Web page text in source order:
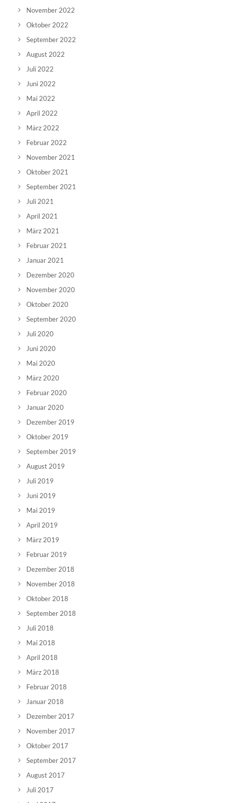
November 2022
Oktober 2022
September 2022
August 2022
Juli 2022
Juni 2022
Mai 2022
April 2022
März 2022
Februar 2022
November 2021
Oktober 2021
September 2021
Juli 2021
April 2021
März 2021
Februar 2021
Januar 2021
Dezember 2020
November 2020
Oktober 2020
September 2020
Juli 2020
Juni 2020
Mai 2020
März 2020
Februar 2020
Januar 2020
Dezember 2019
Oktober 2019
September 2019
August 2019
Juli 2019
Juni 2019
Mai 2019
April 2019
März 2019
Februar 2019
Dezember 2018
November 2018
Oktober 2018
September 2018
Juli 2018
Mai 2018
April 2018
März 2018
Februar 2018
Januar 2018
Dezember 2017
November 2017
Oktober 2017
September 2017
August 2017
Juli 2017